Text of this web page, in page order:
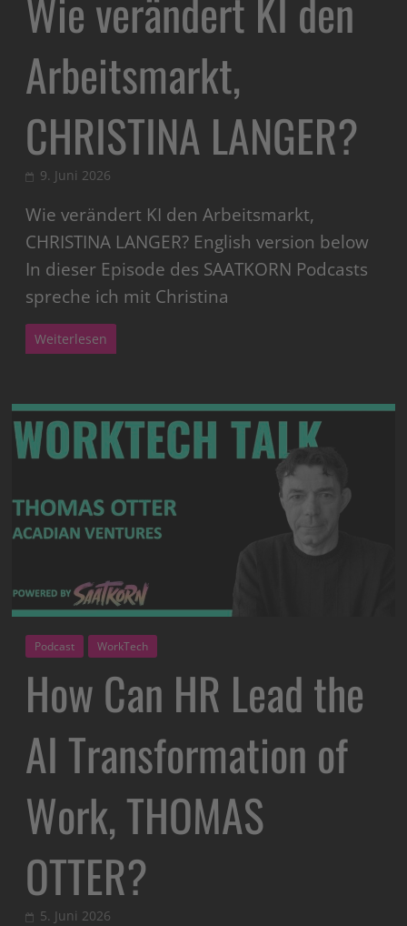
Wie verändert KI den
Arbeitsmarkt,
CHRISTINA LANGER?
9. Juni 2026
Wie verändert KI den Arbeitsmarkt,
CHRISTINA LANGER? English version below
In dieser Episode des SAATKORN Podcasts
spreche ich mit Christina
Weiterlesen
Podcast WorkTech
How Can HR Lead the
AI Transformation of
Work, THOMAS
OTTER?
5. Juni 2026